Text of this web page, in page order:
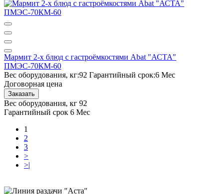
Мармит 2-х блюд с гастроёмкостями Abat "АСТА"
ПМЭС-70КМ-60
Вес оборудования, кг:92 Гарантийный срок:6 Мес
Договорная цена
Заказать
Вес оборудования, кг 92
Гарантийный срок 6 Мес
1
2
3
>
>|